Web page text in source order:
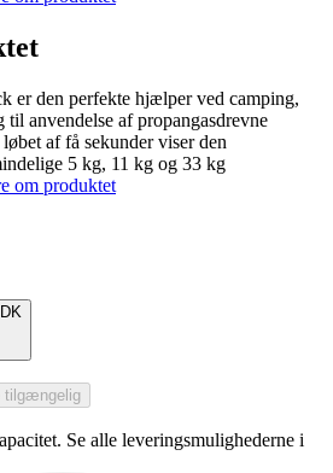
den perfekte hjælper ved camping,
anvendelse af propangasdrevne
af få sekunder viser den
5 kg, 11 kg og 33 kg
om produktet
tilgængelig
Se alle leveringsmulighederne i